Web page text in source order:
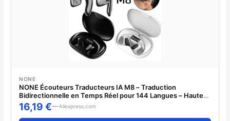
NONE
NONE Écouteurs Traducteurs IA M8 – Traduction
Bidirectionnelle en Temps Réel pour 144 Langues – Haute
Précision – Casque Bluetooth Sans Fil – Traducteur Vocal
16,19 € Aliexpress.com